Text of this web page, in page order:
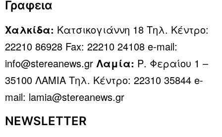
Γραφεια
Χαλκίδα: Κατσικογιάννη 18 Τηλ. Κέντρο:
22210 86928 Fax: 22210 24108 e-mail:
info@stereanews.gr Λαμία: Ρ. Φεραίου 1 –
35100 ΛΑΜΙΑ Τηλ. Κέντρο: 22310 35844 e-
mail: lamia@stereanews.gr
NEWSLETTER